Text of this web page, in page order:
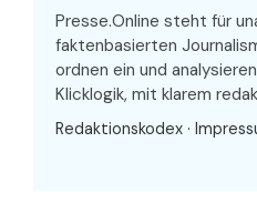
Presse.Online steht für
faktenbasierten
ordnen ein und
Klicklogik, mit klarem
Redaktionskodex ·